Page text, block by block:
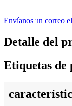
Envíanos un correo
Detalle del
Etiquetas de